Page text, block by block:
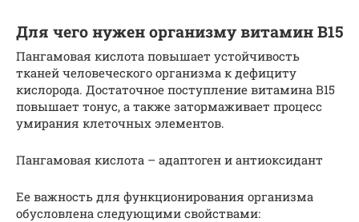
Для чего нужен организму витамин В15
Пангамовая кислота повышает устойчивость
тканей человеческого организма к дефициту
кислорода. Достаточное поступление витамина В15
повышает тонус, а также затормаживает процесс
умирания клеточных элементов.
Пангамовая кислота – адаптоген и антиоксидант
Ее важность для функционирования организма
обусловлена следующими свойствами: